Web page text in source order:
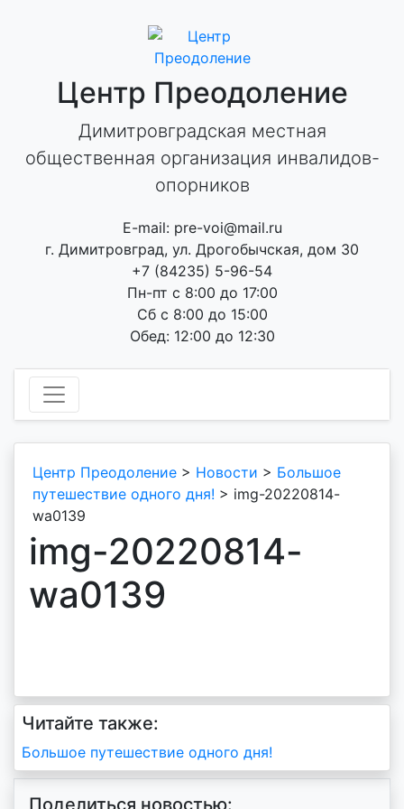
Центр Преодоление
Димитровградская местная
общественная организация инвалидов-
опорников
E-mail: pre-voi@mail.ru
г. Димитровград, ул. Дрогобычская, дом 30
+7 (84235) 5-96-54
Пн-пт с 8:00 до 17:00
Сб с 8:00 до 15:00
Обед: 12:00 до 12:30
Центр Преодоление > Новости > Большое
путешествие одного дня! > img-20220814-
wa0139
img-20220814-
wa0139
Читайте также:
Навигация
по
Большое путешествие одного дня!
Поделиться новостью: